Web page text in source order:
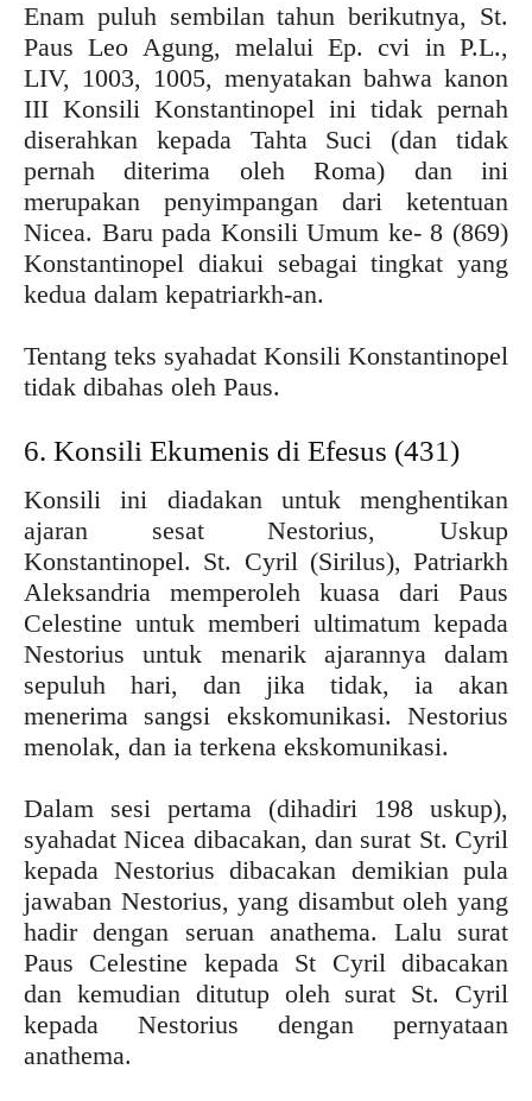
Enam puluh sembilan tahun berikutnya, St.
Paus Leo Agung, melalui Ep. cvi in P.L.,
LIV, 1003, 1005, menyatakan bahwa kanon
III Konsili Konstantinopel ini tidak pernah
diserahkan kepada Tahta Suci (dan tidak
pernah diterima oleh Roma) dan ini
merupakan penyimpangan dari ketentuan
Nicea. Baru pada Konsili Umum ke- 8 (869)
Konstantinopel diakui sebagai tingkat yang
kedua dalam kepatriarkh-an.
Tentang teks syahadat Konsili Konstantinopel
tidak dibahas oleh Paus.
6. Konsili Ekumenis di Efesus (431)
Konsili ini diadakan untuk menghentikan
ajaran sesat Nestorius, Uskup
Konstantinopel. St. Cyril (Sirilus), Patriarkh
Aleksandria memperoleh kuasa dari Paus
Celestine untuk memberi ultimatum kepada
Nestorius untuk menarik ajarannya dalam
sepuluh hari, dan jika tidak, ia akan
menerima sangsi ekskomunikasi. Nestorius
menolak, dan ia terkena ekskomunikasi.
Dalam sesi pertama (dihadiri 198 uskup),
syahadat Nicea dibacakan, dan surat St. Cyril
kepada Nestorius dibacakan demikian pula
jawaban Nestorius, yang disambut oleh yang
hadir dengan seruan anathema. Lalu surat
Paus Celestine kepada St Cyril dibacakan
dan kemudian ditutup oleh surat St. Cyril
kepada Nestorius dengan pernyataan
anathema.